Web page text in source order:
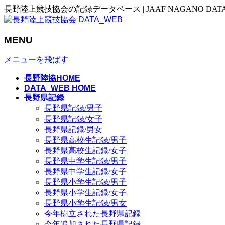
長野陸上競技協会の記録データベース | JAAF NAGANO
MENU
メニューを飛ばす
長野陸協HOME
DATA_WEB HOME
長野県記録
長野県記録/男子
長野県記録/女子
長野県記録/男女
長野県高校生記録/男子
長野県高校生記録/女子
長野県中学生記録/男子
長野県中学生記録/女子
長野県小学生記録/男子
長野県小学生記録/女子
長野県小学生記録/男女
今年樹立された長野県記録